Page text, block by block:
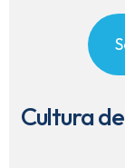
Cultura